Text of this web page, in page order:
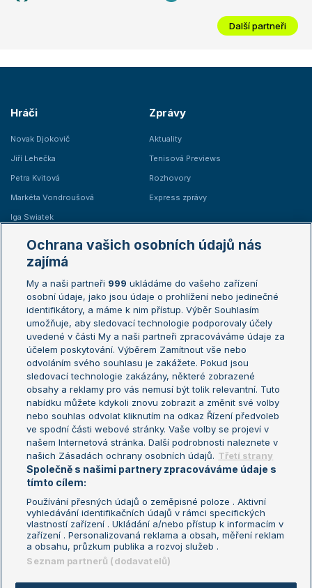
Další partneři
Hráči
Novak Djokovič
Jiří Lehečka
Petra Kvitová
Markéta Vondroušová
Iga Swiatek
Zprávy
Aktuality
Tenisová Previews
Rozhovory
Express zprávy
Žebříčky
Žebříček ATP (muži)
Žebříček WTA (ženy)
Sázkařský žebříček
Australian Open
French Open
Wimbledon
US Open
Turnaj mistrů
Turnaj mistryň
Aktualní trendy
Fotbalové přestupy
Livesport Daily
LS Prague Open
Podmínky užití
Nastavení soukromí
GDPR a žurnalistika
Reklama
Kontakt
Informace o zpracování osobních
údajů
Ochrana vašich osobních údajů nás
zajímá
My a naši partneři 999 ukládáme do vašeho zařízení
osobní údaje, jako jsou údaje o prohlížení nebo jedinečné
identifikátory, a máme k nim přístup. Výběr Souhlasím
umožňuje, aby sledovací technologie podporovaly účely
uvedené v části My a naši partneři zpracováváme údaje za
účelem poskytování. Výběrem Zamítnout vše nebo
odvoláním svého souhlasu je zakážete. Pokud jsou
sledovací technologie zakázány, některé zobrazené
obsahy a reklamy pro vás nemusí být tolik relevantní. Tuto
nabídku můžete kdykoli znovu zobrazit a změnit své volby
nebo souhlas odvolat kliknutím na odkaz Řízení předvoleb
ve spodní části webové stránky. Vaše volby se projeví v
našem Internetová stránka. Další podrobnosti naleznete v
našich Zásadách ochrany osobních údajů. Třetí strany
Společně s našimi partnery zpracováváme údaje s
tímto cílem:
Používání přesných údajů o zeměpisné poloze . Aktivní
vyhledávání identifikačních údajů v rámci specifických
vlastností zařízení . Ukládání a/nebo přístup k informacím v
zařízení . Personalizovaná reklama a obsah, měření reklam
a obsahu, průzkum publika a rozvoj služeb .
Seznam partnerů (dodavatelů)